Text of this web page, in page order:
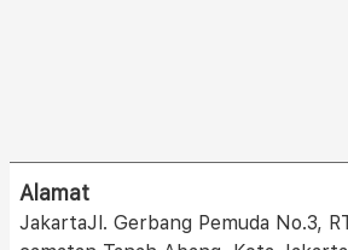
Alamat
JakartaJl. Gerbang Pemuda No.3,